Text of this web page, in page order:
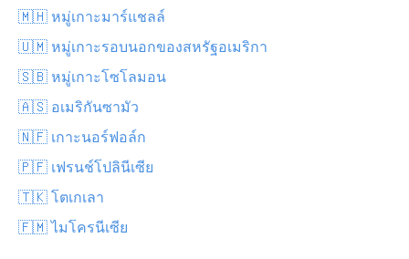
🇲🇭 หมู่เกาะมาร์แชลล์
🇺🇲 หมู่เกาะรอบนอกของสหรัฐอเมริกา
🇸🇧 หมู่เกาะโซโลมอน
🇦🇸 อเมริกันซามัว
🇳🇫 เกาะนอร์ฟอล์ก
🇵🇫 เฟรนช์โปลินีเซีย
🇹🇰 โตเกเลา
🇫🇲 ไมโครนีเซีย